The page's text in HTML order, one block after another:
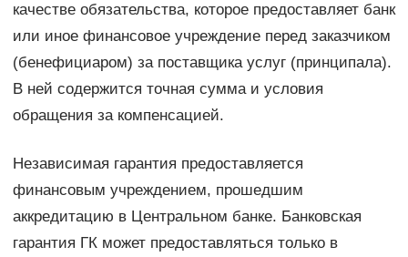
качестве обязательства, которое предоставляет банк
или иное финансовое учреждение перед заказчиком
(бенефициаром) за поставщика услуг (принципала).
В ней содержится точная сумма и условия
обращения за компенсацией.
Независимая гарантия предоставляется
финансовым учреждением, прошедшим
аккредитацию в Центральном банке. Банковская
гарантия ГК может предоставляться только в